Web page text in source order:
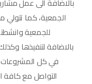
بالاضافة الى عمل
الجمعية، كما تتولي
للجمعية
بالاضافة لتنفيذها
في كل المشروعات
التواصل مع كافة